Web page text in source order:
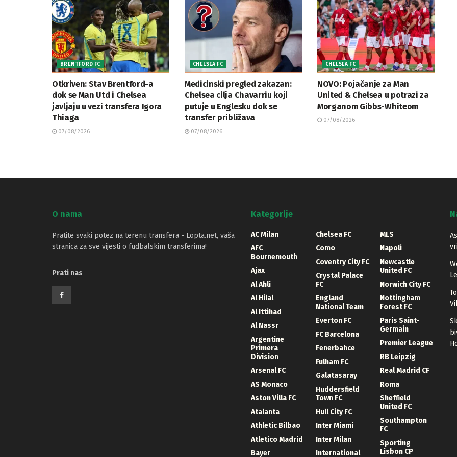
BRENTFORD FC
Otkriven: Stav Brentford-a
dok se Man Utd i Chelsea
javljaju u vezi transfera Igora
Thiaga
07/08/2026
CHELSEA FC
Medicinski pregled zakazan:
Chelsea cilja Chavarriu koji
putuje u Englesku dok se
transfer približava
07/08/2026
CHELSEA FC
NOVO: Pojačanje za Man
United & Chelsea u potrazi za
Morganom Gibbs-Whiteom
07/08/2026
O nama
Pratite svaki potez na terenu transfera - Lopta.net, vaša
stranica za sve vijesti o fudbalskim transferima!
Prati nas
Kategorije
AC Milan
AFC
Bournemouth
Ajax
Al Ahli
Al Hilal
Al Ittihad
Al Nassr
Argentine
Primera
Division
Arsenal FC
AS Monaco
Aston Villa FC
Atalanta
Athletic Bilbao
Atletico Madrid
Bayer
Chelsea FC
Como
Coventry City FC
Crystal Palace
FC
England
National Team
Everton FC
FC Barcelona
Fenerbahce
Fulham FC
Galatasaray
Huddersfield
Town FC
Hull City FC
Inter Miami
Inter Milan
International
MLS
Napoli
Newcastle
United FC
Norwich City FC
Nottingham
Forest FC
Paris Saint-
Germain
Premier League
RB Leipzig
Real Madrid CF
Roma
Sheffield
United FC
Southampton
FC
Sporting
Lisbon CP